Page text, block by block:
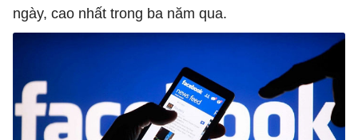
ngày, cao nhất trong ba năm qua.